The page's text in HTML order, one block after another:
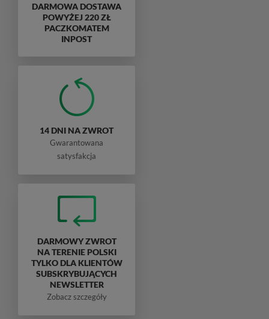
DARMOWA DOSTAWA
POWYŻEJ 220 ZŁ
PACZKOMATEM
INPOST
14 DNI NA ZWROT
Gwarantowana
satysfakcja
DARMOWY ZWROT
NA TERENIE POLSKI
TYLKO DLA KLIENTÓW
SUBSKRYBUJĄCYCH
NEWSLETTER
Zobacz szczegóły